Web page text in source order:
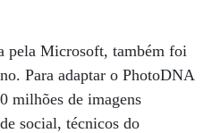
pela Microsoft, também foi
Para adaptar o PhotoDNA
milhões de imagens
social, técnicos do